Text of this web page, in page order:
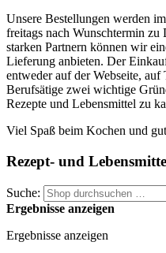
Unsere Bestellungen werden
freitags nach Wunschtermin
starken Partnern können wir
Lieferung anbieten. Der
entweder auf der Webseite,
Berufsätige zwei wichtige
Rezepte und Lebensmittel zu
Viel Spaß beim Kochen und
Rezept- und
Suche:
Ergebnisse anzeigen
Ergebnisse anzeigen